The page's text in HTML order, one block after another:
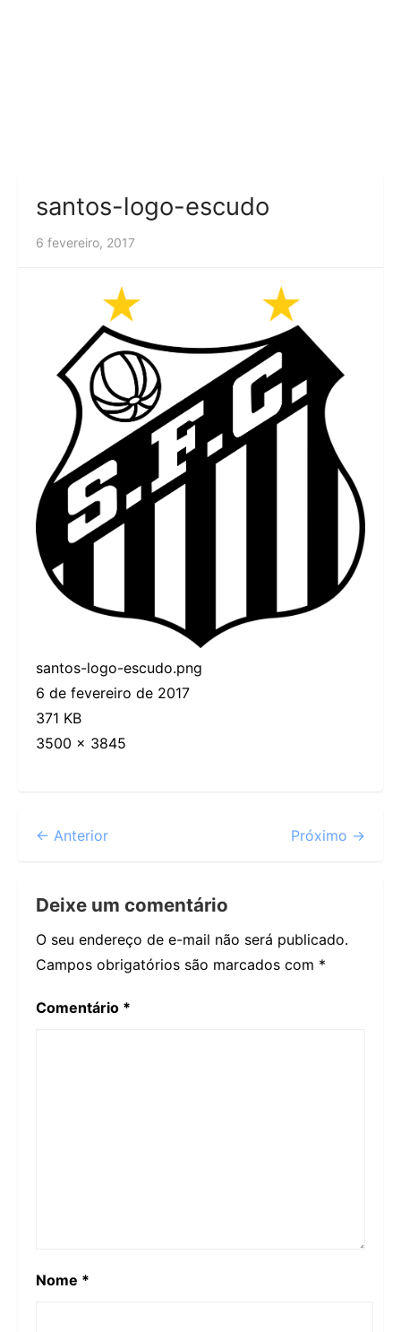
santos-logo-escudo
6 fevereiro, 2017
santos-logo-escudo.png
6 de fevereiro de 2017
371 KB
3500 × 3845
← Anterior Próximo →
Deixe um comentário
O seu endereço de e-mail não será publicado.
Campos obrigatórios são marcados com *
Comentário *
Nome *